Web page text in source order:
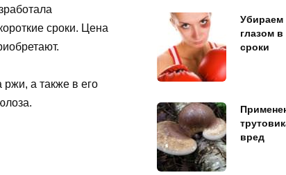
сроки. Цена
а также в его
Убираем
глазом
сроки
вред